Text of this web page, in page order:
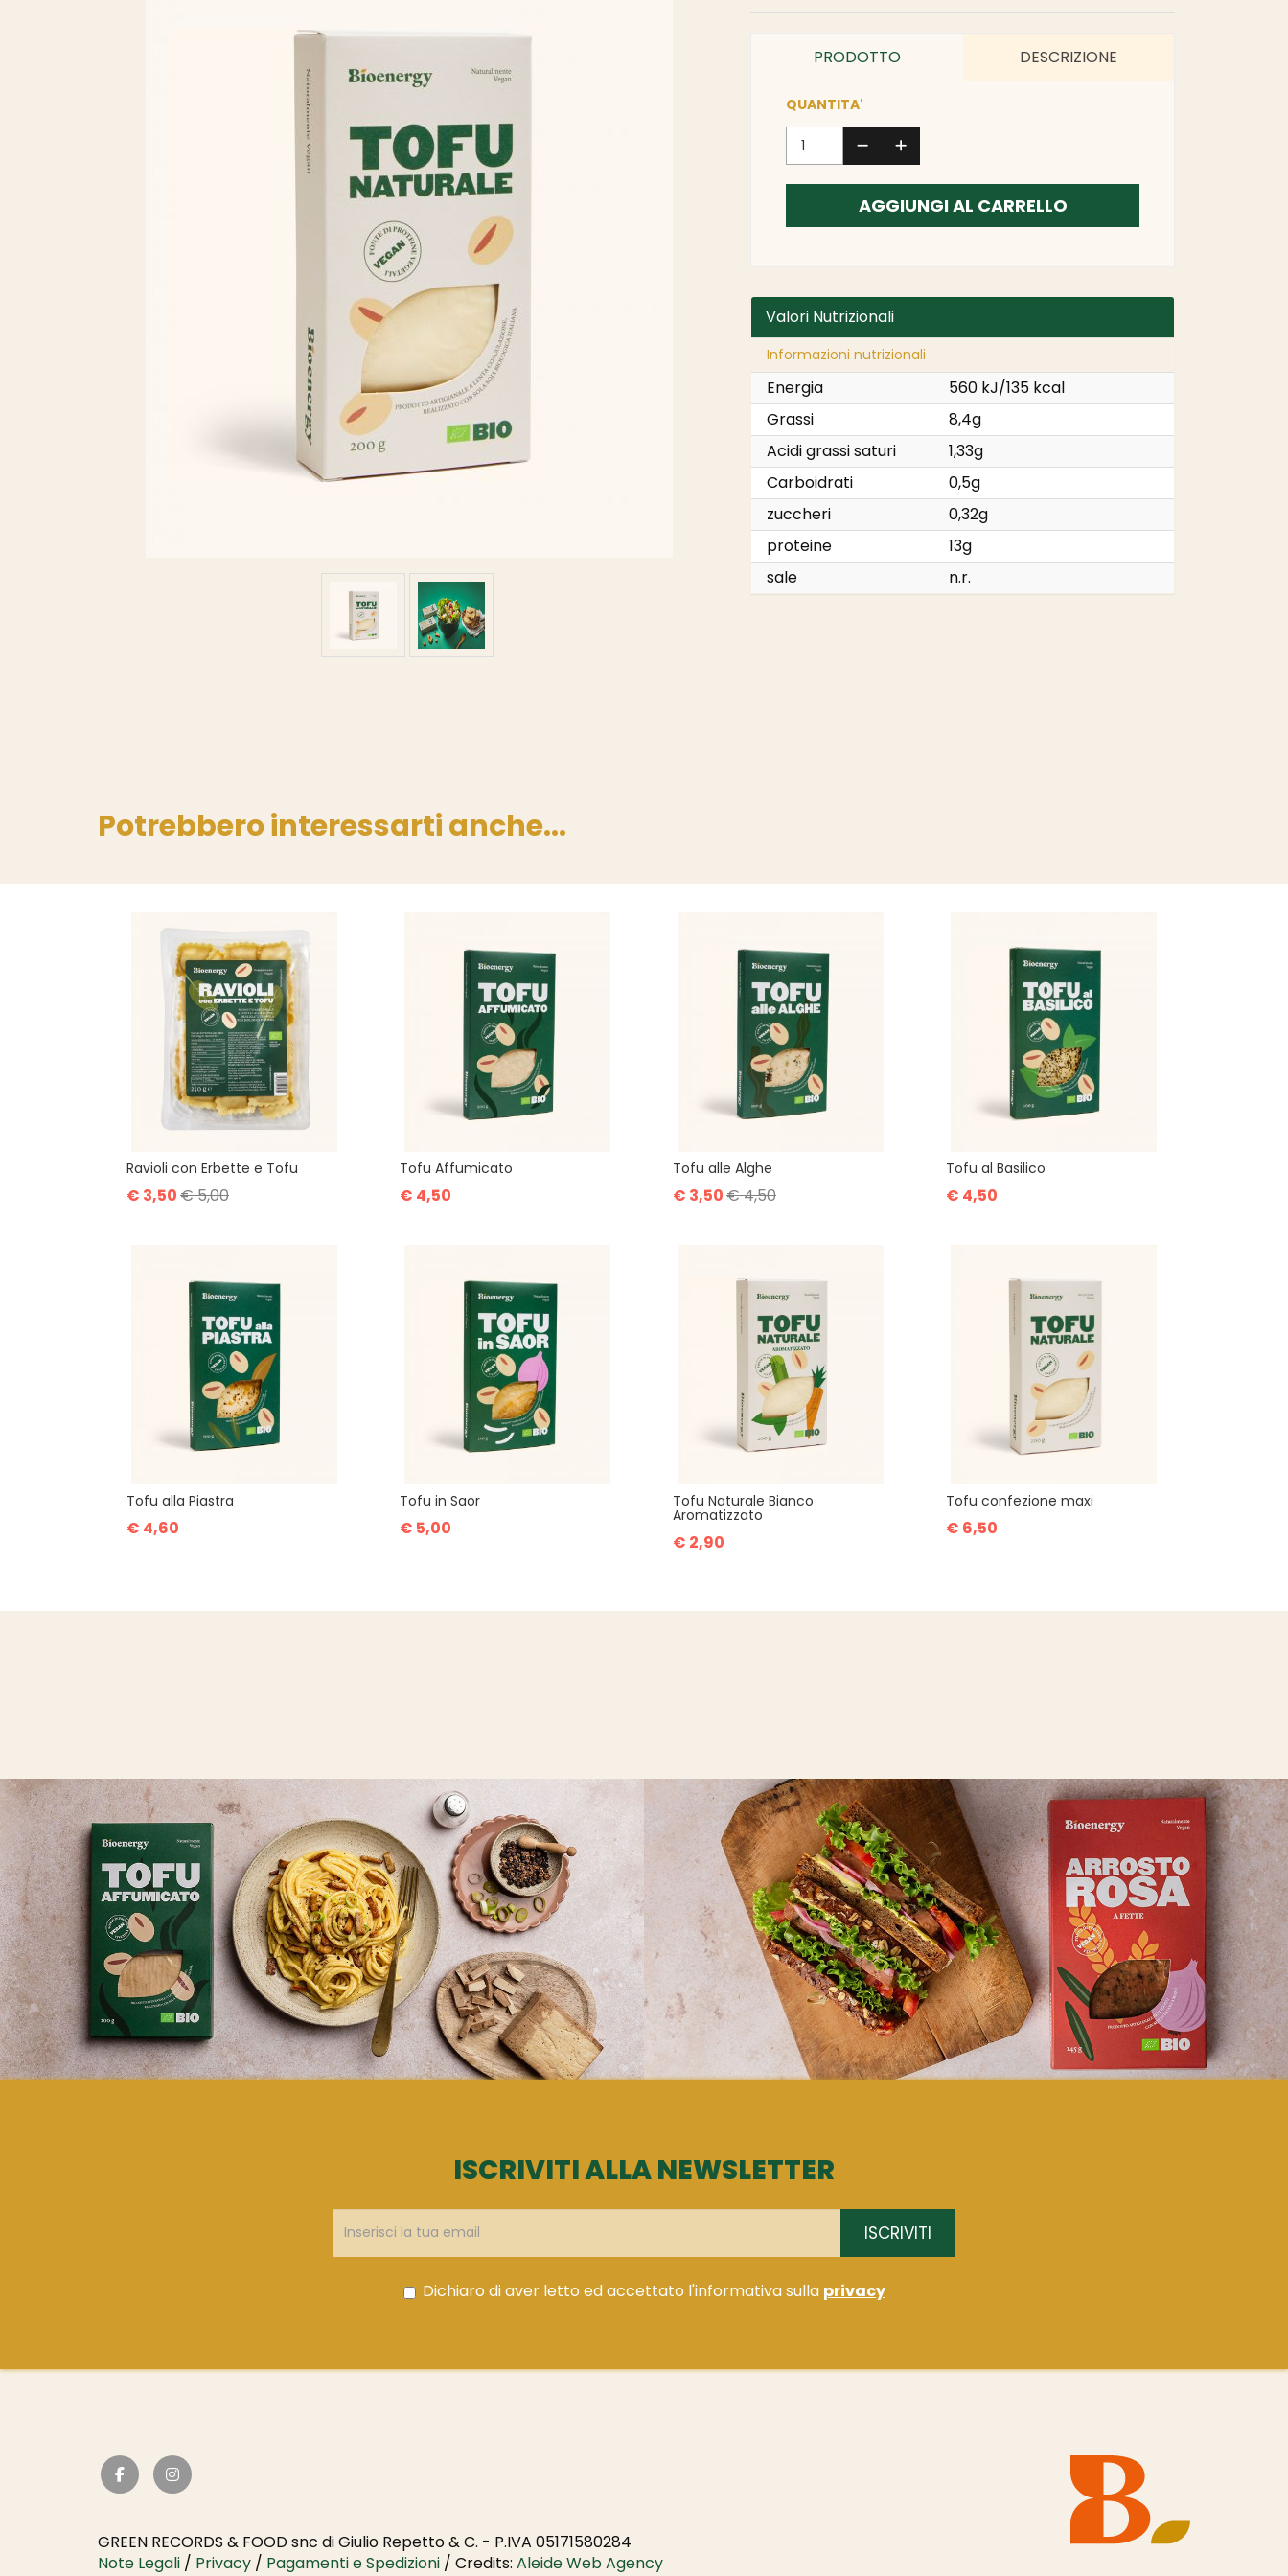
PRODOTTO DESCRIZIONE
QUANTITA'
AGGIUNGI AL CARRELLO
Valori Nutrizionali
Informazioni nutrizionali
Energia
560 kJ/135 kcal
Grassi
8,4g
Acidi grassi saturi
1,33g
Carboidrati
0,5g
zuccheri
0,32g
proteine
13g
sale
n.r.
Potrebbero interessarti anche...
Ravioli con Erbette e Tofu
€ 3,50€ 5,00
Tofu Affumicato
€ 4,50
Tofu alle Alghe
€ 3,50€ 4,50
Tofu al Basilico
€ 4,50
Tofu alla Piastra
€ 4,60
Tofu in Saor
€ 5,00
Tofu Naturale Bianco
Aromatizzato
€ 2,90
Tofu confezione maxi
€ 6,50
ISCRIVITI ALLA NEWSLETTER
ISCRIVITI
Dichiaro di aver letto ed accettato l'informativa sulla privacy
GREEN RECORDS & FOOD snc di Giulio Repetto & C. - P.IVA 05171580284
Note Legali / Privacy / Pagamenti e Spedizioni / Credits: Aleide Web Agency